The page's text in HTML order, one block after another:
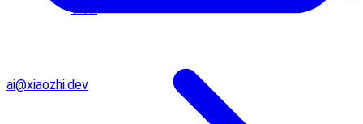
アル
ai@xiaozhi.dev